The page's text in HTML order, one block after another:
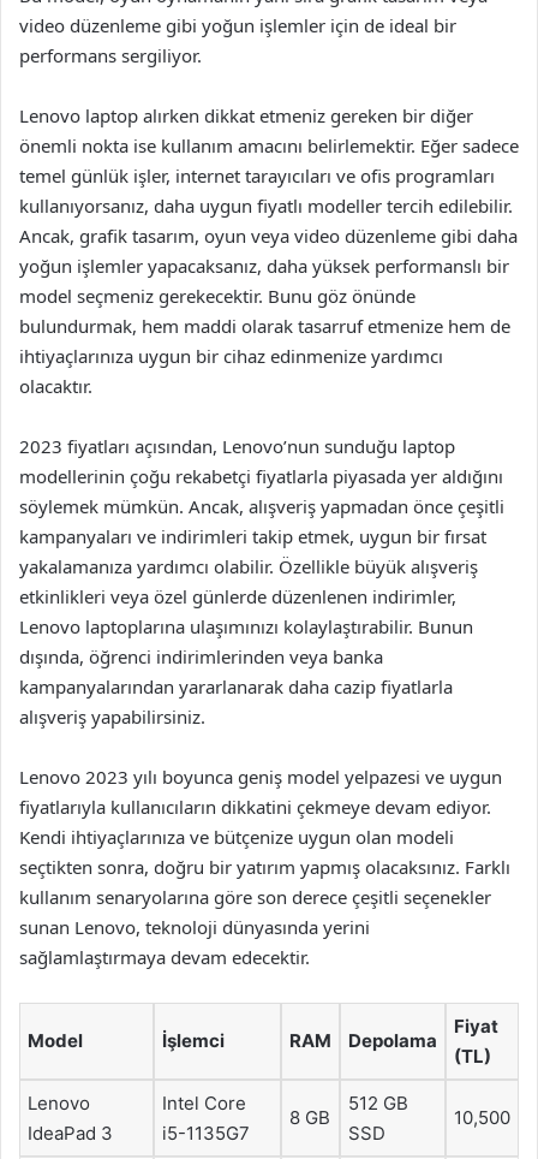
video düzenleme gibi yoğun işlemler için de ideal bir
performans sergiliyor.
Lenovo laptop alırken dikkat etmeniz gereken bir diğer
önemli nokta ise kullanım amacını belirlemektir. Eğer sadece
temel günlük işler, internet tarayıcıları ve ofis programları
kullanıyorsanız, daha uygun fiyatlı modeller tercih edilebilir.
Ancak, grafik tasarım, oyun veya video düzenleme gibi daha
yoğun işlemler yapacaksanız, daha yüksek performanslı bir
model seçmeniz gerekecektir. Bunu göz önünde
bulundurmak, hem maddi olarak tasarruf etmenize hem de
ihtiyaçlarınıza uygun bir cihaz edinmenize yardımcı
olacaktır.
2023 fiyatları açısından, Lenovo’nun sunduğu laptop
modellerinin çoğu rekabetçi fiyatlarla piyasada yer aldığını
söylemek mümkün. Ancak, alışveriş yapmadan önce çeşitli
kampanyaları ve indirimleri takip etmek, uygun bir fırsat
yakalamanıza yardımcı olabilir. Özellikle büyük alışveriş
etkinlikleri veya özel günlerde düzenlenen indirimler,
Lenovo laptoplarına ulaşımınızı kolaylaştırabilir. Bunun
dışında, öğrenci indirimlerinden veya banka
kampanyalarından yararlanarak daha cazip fiyatlarla
alışveriş yapabilirsiniz.
Lenovo 2023 yılı boyunca geniş model yelpazesi ve uygun
fiyatlarıyla kullanıcıların dikkatini çekmeye devam ediyor.
Kendi ihtiyaçlarınıza ve bütçenize uygun olan modeli
seçtikten sonra, doğru bir yatırım yapmış olacaksınız. Farklı
kullanım senaryolarına göre son derece çeşitli seçenekler
sunan Lenovo, teknoloji dünyasında yerini
sağlamlaştırmaya devam edecektir.
Model İşlemci RAM Depolama
Fiyat
(TL)
Lenovo
IdeaPad 3
Intel Core
i5-1135G7
8 GB
512 GB
SSD
10,500